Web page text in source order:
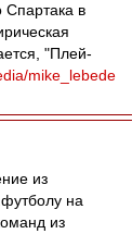
Спартака в
"Плей-
mike_lebede
из
на
из